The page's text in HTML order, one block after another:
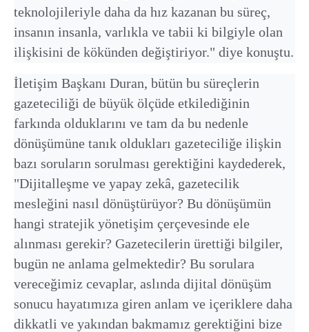
teknolojileriyle daha da hız kazanan bu süreç,
insanın insanla, varlıkla ve tabii ki bilgiyle olan
ilişkisini de kökünden değiştiriyor." diye konuştu.
İletişim Başkanı Duran, bütün bu süreçlerin
gazeteciliği de büyük ölçüde etkilediğinin
farkında olduklarını ve tam da bu nedenle
dönüşümüne tanık oldukları gazeteciliğe ilişkin
bazı soruların sorulması gerektiğini kaydederek,
"Dijitalleşme ve yapay zekâ, gazetecilik
mesleğini nasıl dönüştürüyor? Bu dönüşümün
hangi stratejik yönetişim çerçevesinde ele
alınması gerekir? Gazetecilerin ürettiği bilgiler,
bugün ne anlama gelmektedir? Bu sorulara
vereceğimiz cevaplar, aslında dijital dönüşüm
sonucu hayatımıza giren anlam ve içeriklere daha
dikkatli ve yakından bakmamız gerektiğini bize